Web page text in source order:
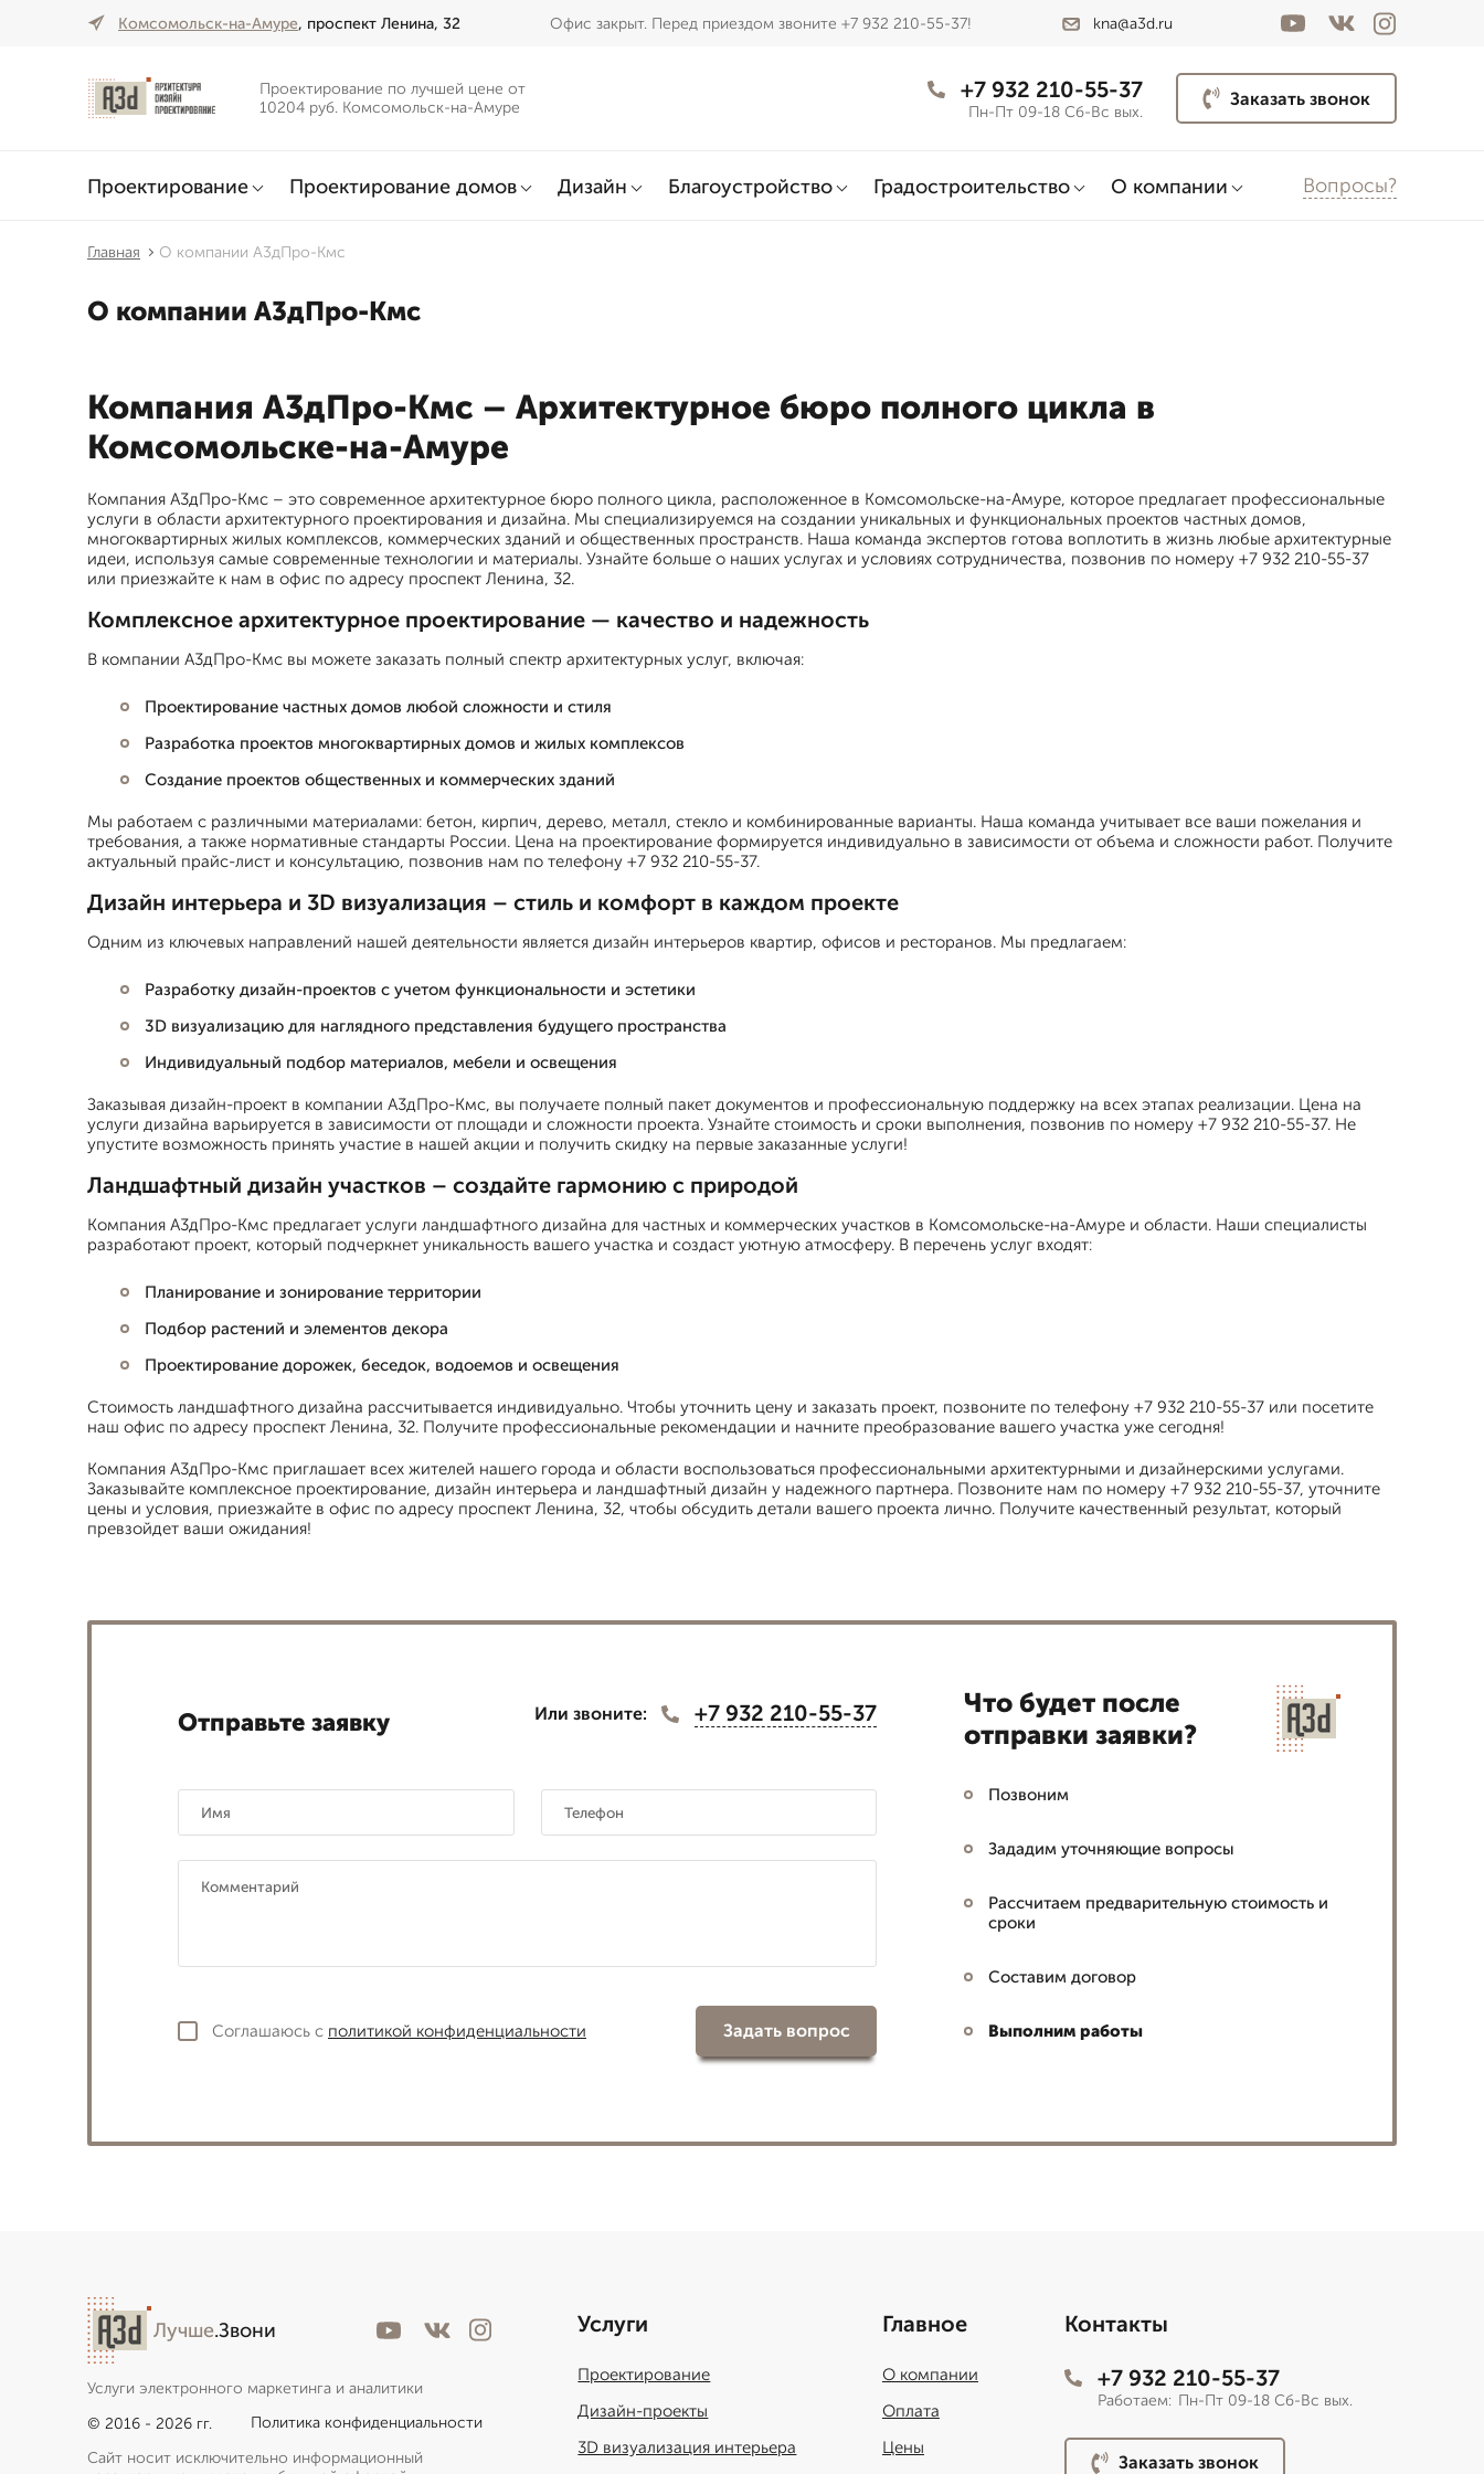
Комсомольск-на-Амуре, проспект Ленина, 32 Офис закрыт. Перед приездом звоните +7 932 210-55-37! kna@a3d.ru
Проектирование по лучшей цене от
10204 руб. Комсомольск-на-Амуре
+7 932 210-55-37
Пн-Пт 09-18 Сб-Вс вых.
Заказать звонок
Проектирование Проектирование домов Дизайн Благоустройство Градостроительство О компании Вопросы?
Главная О компании А3дПро-Кмс
О компании А3дПро-Кмс
Компания А3дПро-Кмс – Архитектурное бюро полного цикла в
Комсомольске-на-Амуре
Компания А3дПро-Кмс – это современное архитектурное бюро полного цикла, расположенное в Комсомольске-на-Амуре, которое предлагает профессиональные
услуги в области архитектурного проектирования и дизайна. Мы специализируемся на создании уникальных и функциональных проектов частных домов,
многоквартирных жилых комплексов, коммерческих зданий и общественных пространств. Наша команда экспертов готова воплотить в жизнь любые архитектурные
идеи, используя самые современные технологии и материалы. Узнайте больше о наших услугах и условиях сотрудничества, позвонив по номеру +7 932 210-55-37
или приезжайте к нам в офис по адресу проспект Ленина, 32.
Комплексное архитектурное проектирование — качество и надежность
В компании А3дПро-Кмс вы можете заказать полный спектр архитектурных услуг, включая:
Проектирование частных домов любой сложности и стиля
Разработка проектов многоквартирных домов и жилых комплексов
Создание проектов общественных и коммерческих зданий
Мы работаем с различными материалами: бетон, кирпич, дерево, металл, стекло и комбинированные варианты. Наша команда учитывает все ваши пожелания и
требования, а также нормативные стандарты России. Цена на проектирование формируется индивидуально в зависимости от объема и сложности работ. Получите
актуальный прайс-лист и консультацию, позвонив нам по телефону +7 932 210-55-37.
Дизайн интерьера и 3D визуализация – стиль и комфорт в каждом проекте
Одним из ключевых направлений нашей деятельности является дизайн интерьеров квартир, офисов и ресторанов. Мы предлагаем:
Разработку дизайн-проектов с учетом функциональности и эстетики
3D визуализацию для наглядного представления будущего пространства
Индивидуальный подбор материалов, мебели и освещения
Заказывая дизайн-проект в компании А3дПро-Кмс, вы получаете полный пакет документов и профессиональную поддержку на всех этапах реализации. Цена на
услуги дизайна варьируется в зависимости от площади и сложности проекта. Узнайте стоимость и сроки выполнения, позвонив по номеру +7 932 210-55-37. Не
упустите возможность принять участие в нашей акции и получить скидку на первые заказанные услуги!
Ландшафтный дизайн участков – создайте гармонию с природой
Компания А3дПро-Кмс предлагает услуги ландшафтного дизайна для частных и коммерческих участков в Комсомольске-на-Амуре и области. Наши специалисты
разработают проект, который подчеркнет уникальность вашего участка и создаст уютную атмосферу. В перечень услуг входят:
Планирование и зонирование территории
Подбор растений и элементов декора
Проектирование дорожек, беседок, водоемов и освещения
Стоимость ландшафтного дизайна рассчитывается индивидуально. Чтобы уточнить цену и заказать проект, позвоните по телефону +7 932 210-55-37 или посетите
наш офис по адресу проспект Ленина, 32. Получите профессиональные рекомендации и начните преобразование вашего участка уже сегодня!
Компания А3дПро-Кмс приглашает всех жителей нашего города и области воспользоваться профессиональными архитектурными и дизайнерскими услугами.
Заказывайте комплексное проектирование, дизайн интерьера и ландшафтный дизайн у надежного партнера. Позвоните нам по номеру +7 932 210-55-37, уточните
цены и условия, приезжайте в офис по адресу проспект Ленина, 32, чтобы обсудить детали вашего проекта лично. Получите качественный результат, который
превзойдет ваши ожидания!
Отправьте заявку Или звоните: +7 932 210-55-37
Соглашаюсь с политикой конфиденциальности Задать вопрос
Что будет после
отправки заявки?
Позвоним
Зададим уточняющие вопросы
Рассчитаем предварительную стоимость и
сроки
Составим договор
Выполним работы
Лучше.Звони
Услуги электронного маркетинга и аналитики
© 2016 - 2026 гг.
Политика конфиденциальности
Сайт носит исключительно информационный
Услуги
Проектирование
Дизайн-проекты
3D визуализация интерьера
Главное
О компании
Оплата
Цены
Контакты
+7 932 210-55-37
Работаем: Пн-Пт 09-18 Сб-Вс вых.
Заказать звонок